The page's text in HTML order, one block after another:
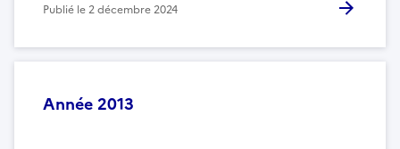
Publié le2 décembre 2024
Année 2013